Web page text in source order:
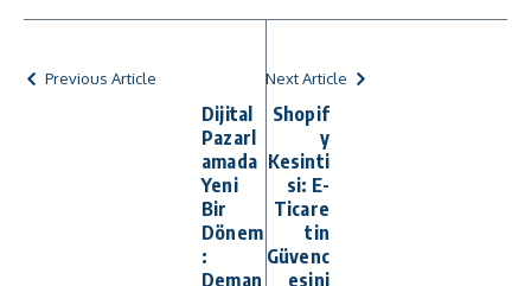
Previous Article
Dijital
Pazarl
amada
Yeni
Bir
Dönem
:
Deman
Next Article
Shopif
y
Kesinti
si: E-
Ticare
tin
Güvenc
esini